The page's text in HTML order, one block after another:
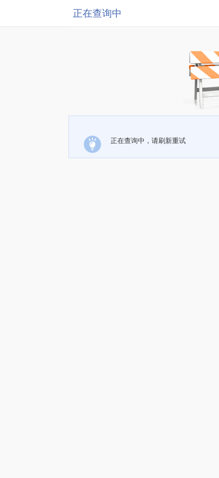
正在查询中
正在查询中，请刷新重试